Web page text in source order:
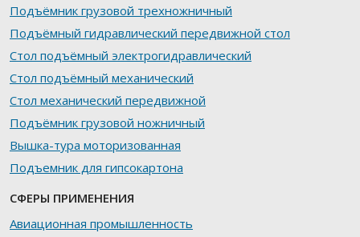
Подъёмник грузовой трехножничный
Подъёмный гидравлический передвижной стол
Стол подъёмный электрогидравлический
Стол подъёмный механический
Стол механический передвижной
Подъёмник грузовой ножничный
Вышка-тура моторизованная
Подъемник для гипсокартона
СФЕРЫ ПРИМЕНЕНИЯ
Авиационная промышленность